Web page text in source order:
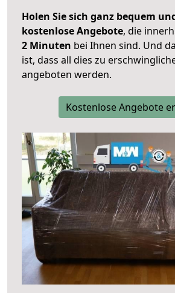
Holen Sie sich ganz bequem
kostenlose Angebote, die
2 Minuten bei Ihnen sind. Und
ist, dass all dies zu
angeboten werden.
Kostenlose Angebote